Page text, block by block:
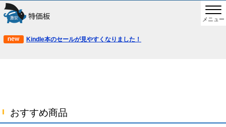
メニュー
Kindle本のセールが見やすくなりました！
おすすめ商品